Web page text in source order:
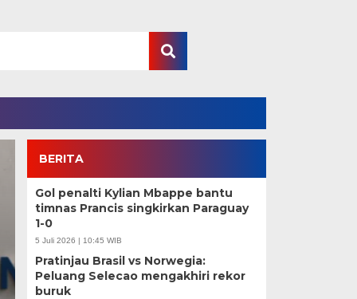
BERITA
Gol penalti Kylian Mbappe bantu
timnas Prancis singkirkan Paraguay
1-0
5 Juli 2026 | 10:45 WIB
Pratinjau Brasil vs Norwegia:
Peluang Selecao mengakhiri rekor
buruk